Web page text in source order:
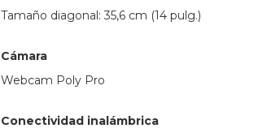
Tamaño diagonal: 35,6 cm (14 pulg.)
Cámara
Webcam Poly Pro
Conectividad inalámbrica